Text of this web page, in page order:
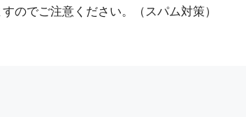
のでご注意ください。（スパム対策）